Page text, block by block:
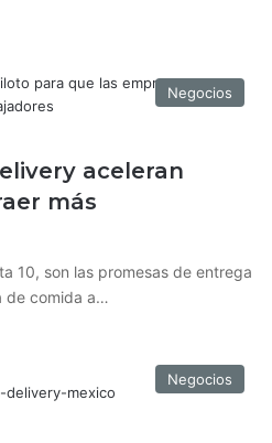
Negocios
aceleran
más
10, son las promesas de entrega
de comida a…
Negocios